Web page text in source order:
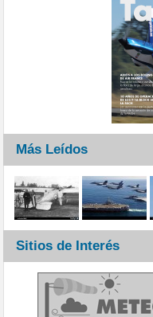
Más Leídos
Sitios de Interés